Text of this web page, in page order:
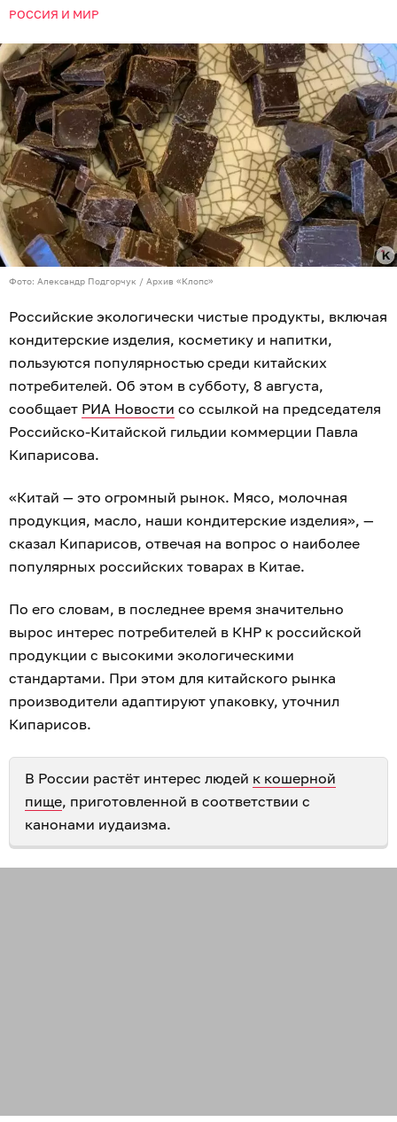
РОССИЯ И МИР
Фото: Александр Подгорчук / Архив «Клопс»
Российские экологически чистые продукты, включая
кондитерские изделия, косметику и напитки,
пользуются популярностью среди китайских
потребителей. Об этом в субботу, 8 августа,
сообщает РИА Новости со ссылкой на председателя
Российско-Китайской гильдии коммерции Павла
Кипарисова.
«Китай — это огромный рынок. Мясо, молочная
продукция, масло, наши кондитерские изделия», —
сказал Кипарисов, отвечая на вопрос о наиболее
популярных российских товарах в Китае.
По его словам, в последнее время значительно
вырос интерес потребителей в КНР к российской
продукции с высокими экологическими
стандартами. При этом для китайского рынка
производители адаптируют упаковку, уточнил
Кипарисов.
В России растёт интерес людей к кошерной
пище, приготовленной в соответствии с
канонами иудаизма.